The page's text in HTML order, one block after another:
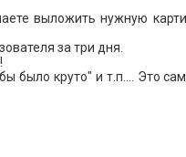
выложить нужную
за три дня.
было круто" и т.п.... Это